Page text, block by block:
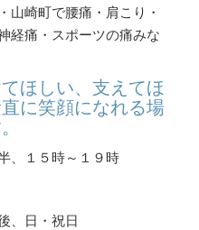
山崎町で腰痛・肩こり・
経痛・スポーツの痛みな
ほしい、支えてほ
に笑顔になれる場
、１５時～１９時
日・祝日